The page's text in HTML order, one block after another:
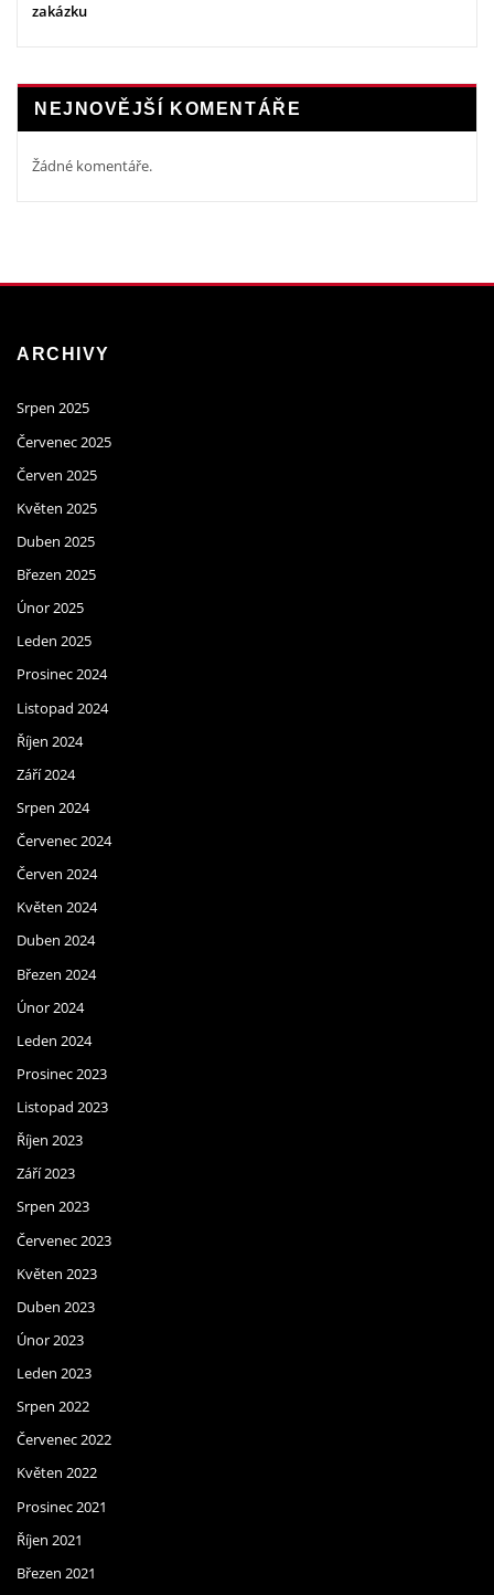
zakázku
NEJNOVĚJŠÍ KOMENTÁŘE
Žádné komentáře.
ARCHIVY
Srpen 2025
Červenec 2025
Červen 2025
Květen 2025
Duben 2025
Březen 2025
Únor 2025
Leden 2025
Prosinec 2024
Listopad 2024
Říjen 2024
Září 2024
Srpen 2024
Červenec 2024
Červen 2024
Květen 2024
Duben 2024
Březen 2024
Únor 2024
Leden 2024
Prosinec 2023
Listopad 2023
Říjen 2023
Září 2023
Srpen 2023
Červenec 2023
Květen 2023
Duben 2023
Únor 2023
Leden 2023
Srpen 2022
Červenec 2022
Květen 2022
Prosinec 2021
Říjen 2021
Březen 2021